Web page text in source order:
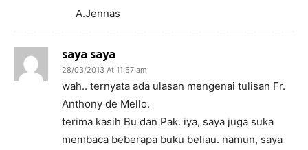
A.Jennas
saya saya
28/03/2013 At 11:57 am
wah.. ternyata ada ulasan mengenai tulisan Fr.
Anthony de Mello.
terima kasih Bu dan Pak. iya, saya juga suka
membaca beberapa buku beliau. namun, saya